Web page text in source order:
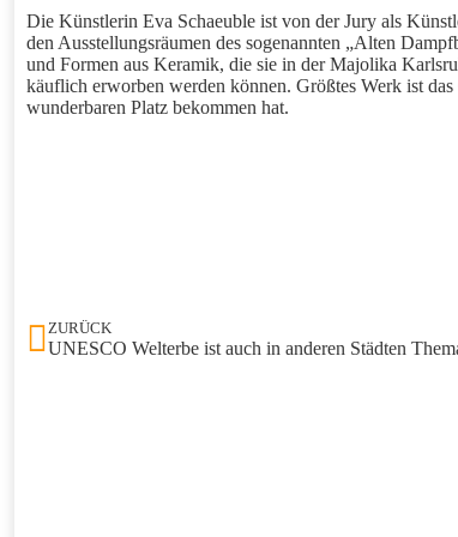
Die Künstlerin Eva Schaeuble ist von der Jury als
den Ausstellungsräumen des sogenannten „Alten
und Formen aus Keramik, die sie in der Majolika
käuflich erworben werden können. Größtes Werk ist
wunderbaren Platz bekommen hat.
ZURÜCK
UNESCO Welterbe ist auch in anderen Städten